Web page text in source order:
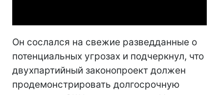
Он сослался на свежие разведданные о
потенциальных угрозах и подчеркнул, что
двухпартийный законопроект должен
продемонстрировать долгосрочную